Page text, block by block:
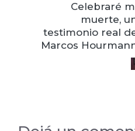
Celebraré
muerte,
testimonio real
Marcos